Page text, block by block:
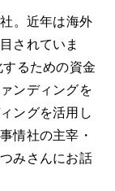
。近年は海外
されていま
るための資金
ンディングを
ングを活用し
情社の主宰・
みさんにお話